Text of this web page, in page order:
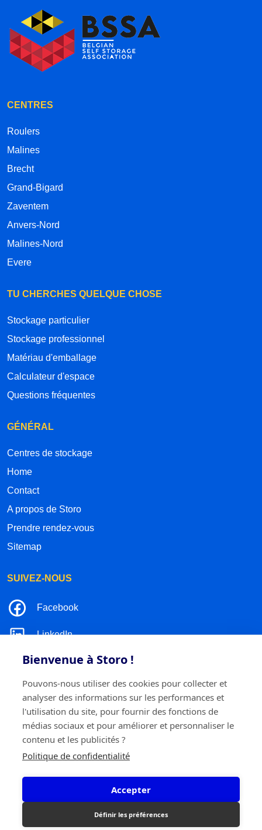
Bienvenue à Storo !
Pouvons-nous utiliser des cookies pour collecter et
analyser des informations sur les performances et
l'utilisation du site, pour fournir des fonctions de
médias sociaux et pour améliorer et personnaliser le
contenu et les publicités ?
Politique de confidentialité
Accepter
Définir les préférences
CENTRES
Roulers
Malines
Brecht
Grand-Bigard
Zaventem
Anvers-Nord
Malines-Nord
Evere
TU CHERCHES QUELQUE CHOSE
Stockage particulier
Stockage professionnel
Matériau d'emballage
Calculateur d'espace
Questions fréquentes
GÉNÉRAL
Centres de stockage
Home
Contact
A propos de Storo
Prendre rendez-vous
Sitemap
SUIVEZ-NOUS
Facebook
LinkedIn
Instagram
TikTok
©2026 Storo
Politique de confidentialité
Storo BV 0717.595.310